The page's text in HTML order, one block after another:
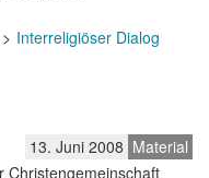
Interreligiöser Dialog
Material
13. Juni 2008
Christengemeinschaft